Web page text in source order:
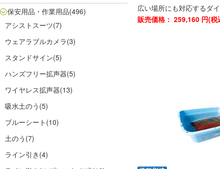
保安用品・作業用品(496)
アシストスーツ(7)
ウェアラブルカメラ(3)
スタンドサイン(5)
ハンズフリー拡声器(5)
ワイヤレス拡声器(13)
吸水土のう (5)
ブルーシート (10)
土のう (7)
ライン引き (4)
広い場所にも対応するダ
販売価格： 259,160 円(